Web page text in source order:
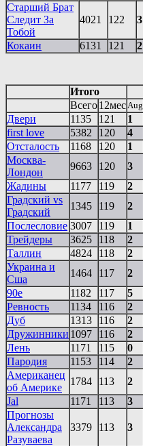
Старший Брат
Следит За
Тобой
4021 122 3
Кокаин 6131 121 2
Итого
Всего12мес Aug
Двери 1135 121 1
first love
5382 120 4
Отсталость
1168 120 1
Москва-
Лондон
9663 120 3
Жадины
1177 119 2
Градский vs
Градский
1345 119 2
Послесловие 3007 119 1
Трейдеры
3625 118 2
Таллин
4824 118 2
Украина и
Сша
1464 117 2
90е
1182 117 5
Ревность
1134 116 2
Дуб
1313 116 2
Дружинники 1097 116 2
Лень
1171 115 0
Пародия
1153 114 2
Американец
об Америке
1784 113 2
Jal
1171 113 3
Прогнозы
Александра
Разуваева
3379 113 3